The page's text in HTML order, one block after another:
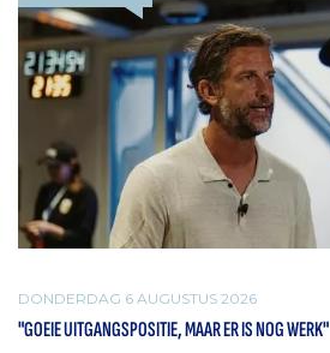
DONDERDAG 6 AUGUSTUS 2026
"GOEIE UITGANGSPOSITIE, MAAR ER IS NOG WERK"